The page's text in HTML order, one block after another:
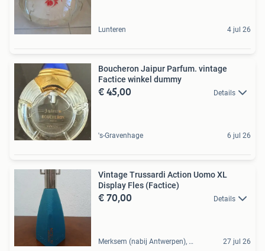
Lunteren 4 jul 26
Boucheron Jaipur Parfum. vintage
Factice winkel dummy
€ 45,00 Details
's-Gravenhage 6 jul 26
Vintage Trussardi Action Uomo XL
Display Fles (Factice)
€ 70,00 Details
Merksem (nabij Antwerpen), BE 27 jul 26